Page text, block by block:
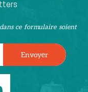
ce formulaire soient